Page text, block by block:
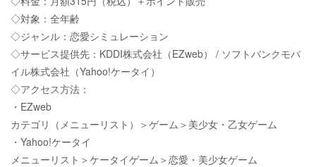
◇対象：全年齢
◇ジャンル：恋愛シミュレーション
◇サービス提供先：KDDI株式会社（EZweb） / ソフトバンクモバ
イル株式会社（Yahoo!ケータイ）
◇アクセス方法：
・EZweb
カテゴリ（メニューリスト）＞ゲーム＞美少女・乙女ゲーム
・Yahoo!ケータイ
メニューリスト＞ケータイゲーム＞恋愛・美少女ゲーム